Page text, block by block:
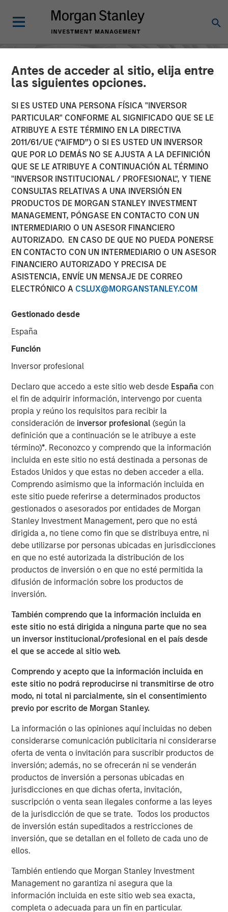
Antes de acceder al sitio, elija entre
las siguientes opciones.
SI ES USTED UNA PERSONA FÍSICA "INVERSOR
PARTICULAR" CONFORME AL SIGNIFICADO QUE SE LE
ATRIBUYE A ESTE TÉRMINO EN LA DIRECTIVA
2011/61/UE (“AIFMD”) O SI ES USTED UN INVERSOR
QUE POR LO DEMÁS NO SE AJUSTA A LA DEFINICIÓN
QUE SE LE ATRIBUYE A CONTINUACIÓN AL TÉRMINO
"INVERSOR INSTITUCIONAL / PROFESIONAL", Y TIENE
CONSULTAS RELATIVAS A UNA INVERSIÓN EN
PRODUCTOS DE MORGAN STANLEY INVESTMENT
MANAGEMENT, PÓNGASE EN CONTACTO CON UN
INTERMEDIARIO O UN ASESOR FINANCIERO
AUTORIZADO. EN CASO DE QUE NO PUEDA PONERSE
EN CONTACTO CON UN INTERMEDIARIO O UN ASESOR
FINANCIERO AUTORIZADO Y PRECISA DE
ASISTENCIA, ENVÍE UN MENSAJE DE CORREO
ELECTRÓNICO A CSLUX@MORGANSTANLEY.COM
Gestionado desde
España
Función
Inversor profesional
Declaro que accedo a este sitio web desde España con
el fin de adquirir información, intervengo por cuenta
propia y reúno los requisitos para recibir la
consideración de inversor profesional(según la
definición que a continuación se le atribuye a este
término)*. Reconozco y comprendo que la información
incluida en este sitio no está destinada a personas de
Estados Unidos y que estas no deben acceder a ella.
Comprendo asimismo que la información incluida en
este sitio puede referirse a determinados productos
gestionados o asesorados por entidades de Morgan
Stanley Investment Management, pero que no está
dirigida a, no tiene como fin que se distribuya entre, ni
debe utilizarse por personas ubicadas en jurisdicciones
en que no esté autorizada la distribución de los
productos de inversión o en que no esté permitida la
difusión de información sobre los productos de
inversión.
También comprendo que la información incluida en
este sitio no está dirigida a ninguna parte que no sea
un inversor institucional/profesional en el país desde
el que se accede al sitio web.
Comprendo y acepto que la información incluida en
este sitio no podrá reproducirse ni transmitirse de otro
modo, ni total ni parcialmente, sin el consentimiento
previo por escrito de Morgan Stanley.
La información o las opiniones aquí incluidas no deben
considerarse comunicación publicitaria ni considerarse
oferta de venta o invitación para suscribir productos de
inversión; además, no se ofrecerán ni se venderán
productos de inversión a personas ubicadas en
jurisdicciones en que dichas oferta, invitación,
suscripción o venta sean ilegales conforme a las leyes
de la jurisdicción de que se trate. Todos los productos
de inversión están supeditados a restricciones de
inversión, que se detallan en el folleto de cada uno de
ellos.
También entiendo que Morgan Stanley Investment
Management no garantiza ni asegura que la
información incluida en este sitio web sea exacta,
completa o adecuada para un fin en particular.
INSIGHTS
The Ownership
Advantage: Enduring
Lessons from Builders
31 OCTUBRE 2025
The Author
Manas Gautam
This paper explores how founder-led and owner-operated
companies translate aligned incentives into long-term
business success. The paper identifies six traits - from
customer obsession to disciplined capital allocation —
that define enduring companies. Through case studies of
leaders like Amazon, Tesla and Shopify, the piece
illustrates how these “Builders” turn ownership & vision
into measurable value across market cycles.
Descargar PDF
Counterpoint Global
creativity, continued development and differentiated
thinking.
The Author
Manas Gautam
Executive Director
Featured Insights